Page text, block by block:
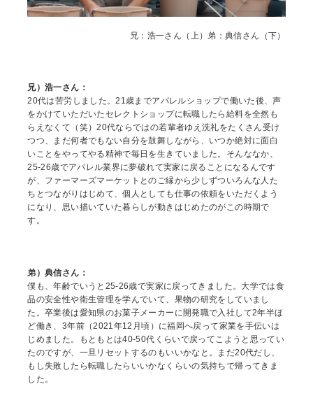
兄：浩一さん（上）弟：典信さん（下）
兄）浩一さん：
20代は苦労しました。21歳までアパレルショップで働いた後、声
をかけていただいたセレクトショップに転職したら給料を全然も
らえなくて（笑）20代ならではの若輩者ゆえ洗礼をたくさん受け
つつ、まだ何者でもない自分を鼓舞しながら、いつか絶対に面白
いことをやってやる精神で毎日を生きていました。そんななか、
25‐26歳でアパレル業界に夢破れて実家に戻ることになるんです
が、ファーマーズマーケットとのご縁から少しずついろんな人た
ちとつながりはじめて、個人としても仕事の依頼をいただくよう
になり、思い描いていた暮らしが動きはじめたのがこの時期で
す。
弟）典信さん：
僕も、年齢でいうと25‐26歳で実家に戻ってきました。大学では食
品の安全性や衛生管理を学んでいて、果物の研究をしていまし
た。卒業後は愛知県のお菓子メーカーに開発職で入社して2年半ほ
ど働き、3年前（2021年12月頃）に福岡へ戻って家業を手伝いは
じめました。もともとは40‐50代くらいで戻ってこようと思ってい
たのですが、一旦リセットするのもいいかなと。まだ20代だし、
もし失敗したら転職したらいいかなくらいの気持ちで帰ってきま
した。